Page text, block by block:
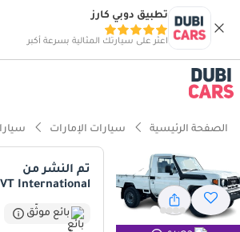
تطبيق دوبي كارز
اعثر على سيارتك المثالية بسرعة أكبر
الصفحة الرئيسية سيارات الإمارات
تم النشر من
International
بائع موثّق